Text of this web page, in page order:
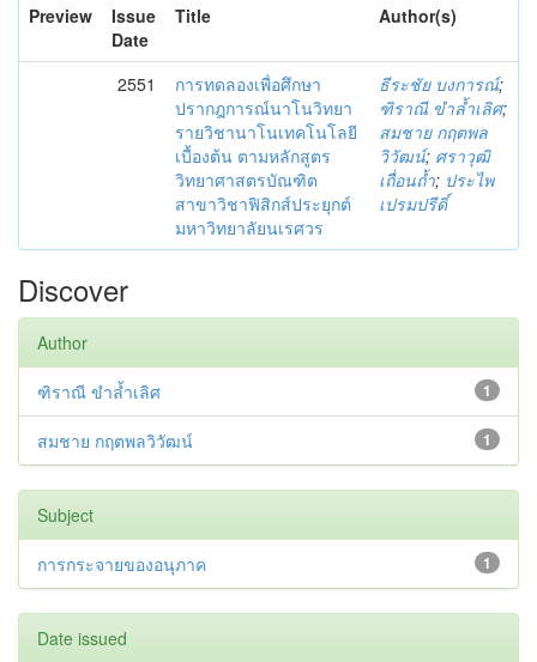
Preview
Issue
Date
Title Author(s)
2551
การทดลองเพื่อศึกษา
ปรากฎการณ์นาโนวิทยา
รายวิชานาโนเทคโนโลยี
เบื้องต้น ตามหลักสูตร
วิทยาศาสตรบัณฑิต
สาขาวิชาฟิสิกส์ประยุกต์
มหาวิทยาลัยนเรศวร
ธีระชัย บงการณ์;
ฑิราณี ขำล้ำเลิศ;
สมชาย กฤตพล
วิวัฒน์; ศราวุฒิ
เถื่อนถ้ำ; ประไพ
เปรมปรีดิ์
Discover
Author
1
ฑิราณี ขำล้ำเลิศ
1
สมชาย กฤตพลวิวัฒน์
Subject
1
การกระจายของอนุภาค
Date issued